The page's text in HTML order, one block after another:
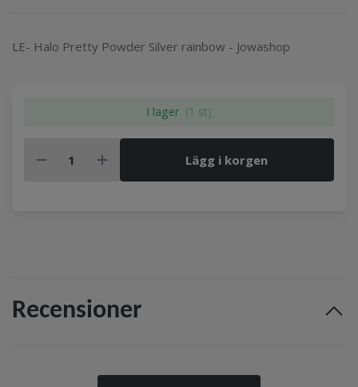
LE- Halo Pretty Powder Silver rainbow - Jowashop
I lager (1 st)
Lägg i korgen
Recensioner